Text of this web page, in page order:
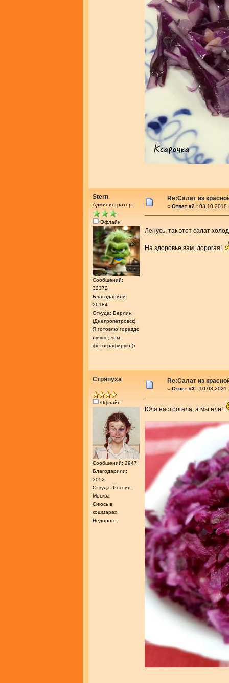
Stern
Администратор
Офлайн
Сообщений:
32372
Благодарили:
26184
Откуда: Берлин
(Днепропетровск)
Я готовлю гораздо
лучше, чем
фотографирую!))
Re:Салат из
« Ответ #2 : 03.10.2018
Ленусь, так этот салат
На здоровье вам, дорогая!
Стряпуха
Офлайн
Сообщений: 2947
Благодарили:
2052
Откуда: Россия,
Москва
Снюсь в
кошмарах.
Недорого.
Re:Салат из
« Ответ #3 : 10.03.2021
Юля настрогала, а мы ели!